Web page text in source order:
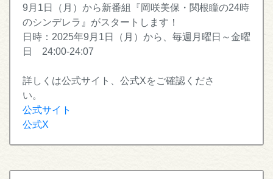
9月1日（月）から新番組『岡咲美保・関根瞳の24時
のシンデレラ』がスタートします！
日時：2025年9月1日（月）から、毎週月曜日～金曜
日 24:00-24:07
詳しくは公式サイト、公式Xをご確認くださ
い。
公式サイト
公式X